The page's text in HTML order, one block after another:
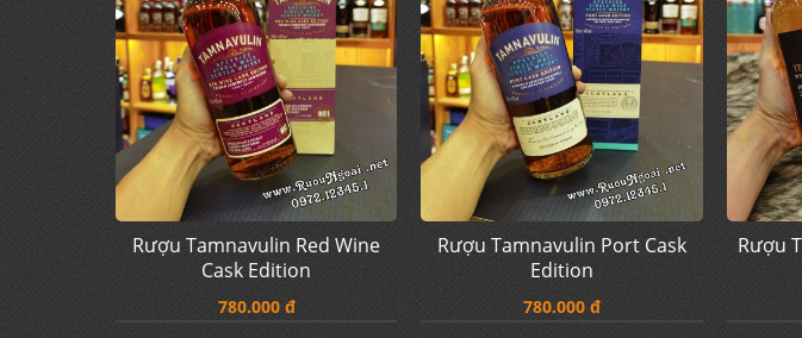
Rượu Tamnavulin Red Wine
Cask Edition
780.000 đ
Rượu Tamnavulin Port Cask
Edition
780.000 đ
Rượu